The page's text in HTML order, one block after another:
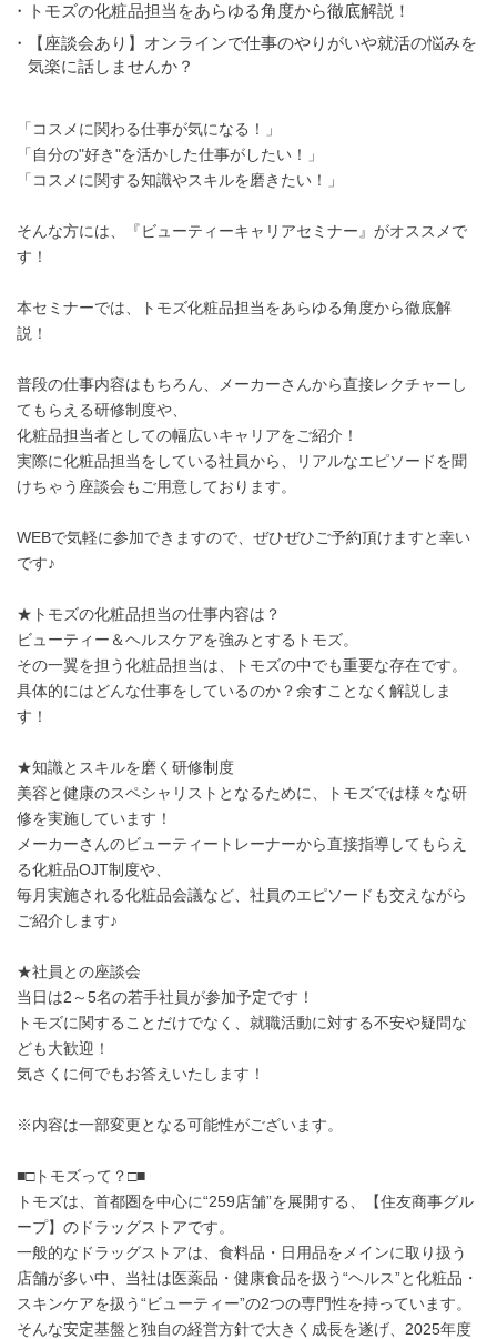
・トモズの化粧品担当をあらゆる角度から徹底解説！
・【座談会あり】オンラインで仕事のやりがいや就活の悩みを
気楽に話しませんか？
「コスメに関わる仕事が気になる！」
「自分の"好き"を活かした仕事がしたい！」
「コスメに関する知識やスキルを磨きたい！」
そんな方には、『ビューティーキャリアセミナー』がオススメで
す！
本セミナーでは、トモズ化粧品担当をあらゆる角度から徹底解
説！
普段の仕事内容はもちろん、メーカーさんから直接レクチャーし
てもらえる研修制度や、
化粧品担当者としての幅広いキャリアをご紹介！
実際に化粧品担当をしている社員から、リアルなエピソードを聞
けちゃう座談会もご用意しております。
WEBで気軽に参加できますので、ぜひぜひご予約頂けますと幸い
です♪
★トモズの化粧品担当の仕事内容は？
ビューティー＆ヘルスケアを強みとするトモズ。
その一翼を担う化粧品担当は、トモズの中でも重要な存在です。
具体的にはどんな仕事をしているのか？余すことなく解説しま
す！
★知識とスキルを磨く研修制度
美容と健康のスペシャリストとなるために、トモズでは様々な研
修を実施しています！
メーカーさんのビューティートレーナーから直接指導してもらえ
る化粧品OJT制度や、
毎月実施される化粧品会議など、社員のエピソードも交えながら
ご紹介します♪
★社員との座談会
当日は2～5名の若手社員が参加予定です！
トモズに関することだけでなく、就職活動に対する不安や疑問な
ども大歓迎！
気さくに何でもお答えいたします！
※内容は一部変更となる可能性がございます。
■□トモズって？□■
トモズは、首都圏を中心に“259店舗”を展開する、【住友商事グル
ープ】のドラッグストアです。
一般的なドラッグストアは、食料品・日用品をメインに取り扱う
店舗が多い中、当社は医薬品・健康食品を扱う“ヘルス”と化粧品・
スキンケアを扱う“ビューティー”の2つの専門性を持っています。
そんな安定基盤と独自の経営方針で大きく成長を遂げ、2025年度